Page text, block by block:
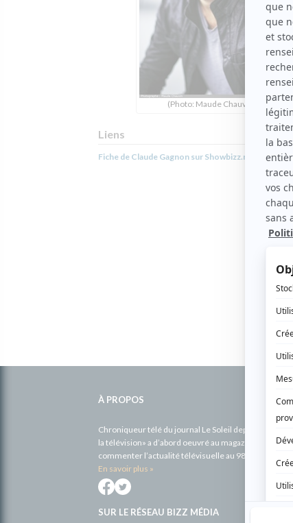
(Photo: Maude Chauvin)
Liens
Fiche de Claude Gagnon sur Showbizz.net
À PROPOS
Chroniqueur télé du journal Le Soleil depuis 2001,
la télévision» a d’abord oeuvré au magazine TV
commenter l’actualité télévisuelle au 98,5.
En savoir plus »
SUR LE RÉSEAU BIZZ MÉDIA